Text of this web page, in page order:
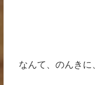
なんて、のんきに